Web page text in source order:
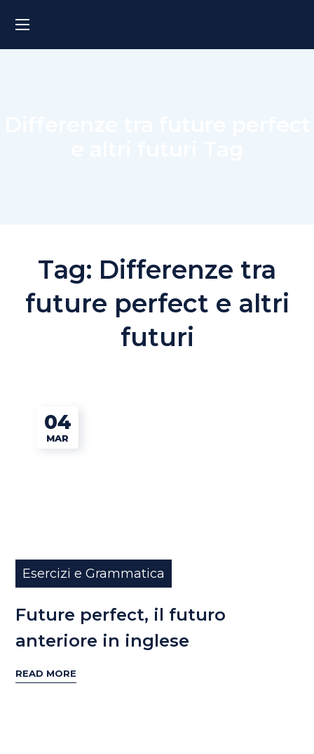
Tag: Differenze tra
future perfect e altri
futuri
04
MAR
Esercizi e Grammatica
Future perfect, il futuro
anteriore in inglese
READ MORE